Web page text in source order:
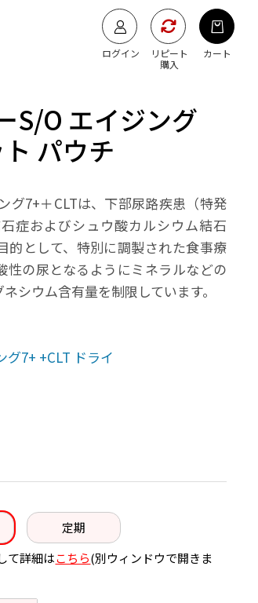
ログイン
リピート
購入
カート
S/O エイジング
パウチ
グ7+＋CLTは、下部尿路疾患（特発
症およびシュウ酸カルシウム結石
的として、特別に調製された食事療
性の尿となるようにミネラルなどの
シウム含有量を制限しています。
7+ +CLT ドライ
定期
て詳細はこちら(別ウィンドウで開きま